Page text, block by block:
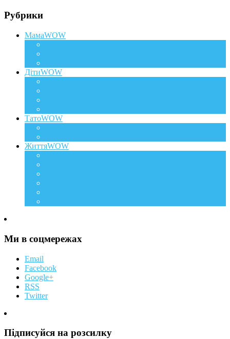
Рубрики
МамаWOW
ДітиWOW
ТатоWOW
ЖиттяWOW
Ми в соцмережах
Email
Facebook
Google+
RSS
Twitter
Підписуйся на розсилку